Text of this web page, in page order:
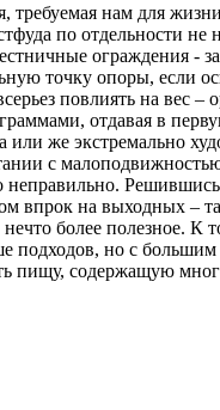
требуемая нам для
по отдельности не
ограждения -
точку опоры, если
повлиять на вес
отдавая в
же экстремально
с
неправильно.
впрок на выходных –
более полезное. К
подходов, но с
пищу, содержащую